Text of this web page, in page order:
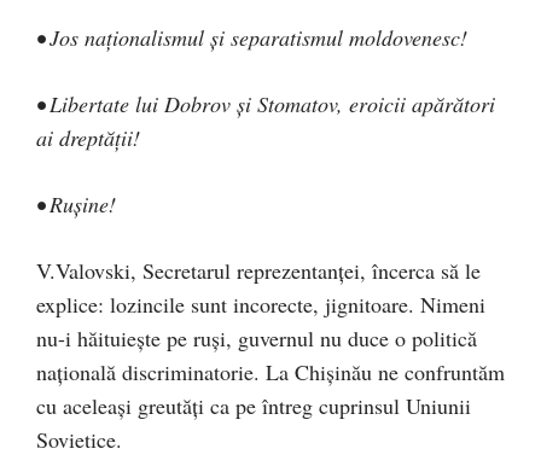
• Jos naţionalismul şi separatismul moldovenesc!
• Libertate lui Dobrov şi Stomatov, eroicii apărători
ai dreptăţii!
• Ruşine!
V.Valovski, Secretarul reprezentanţei, încerca să le
explice: lozincile sunt incorecte, jignitoare. Nimeni
nu-i hăituieşte pe ruşi, guvernul nu duce o politică
naţională discriminatorie. La Chişinău ne confruntăm
cu aceleaşi greutăţi ca pe întreg cuprinsul Uniunii
Sovietice.